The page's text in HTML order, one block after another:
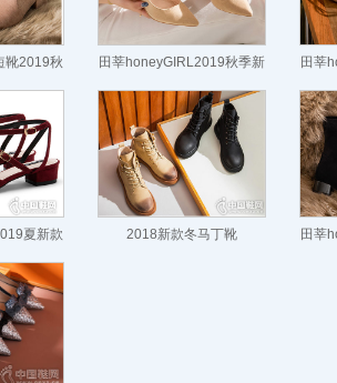
靴2019秋
袜靴
田莘honeyGIRL2019秋季新
款浅口单鞋
田莘
夏新款
鞋
2018新款冬马丁靴 田莘